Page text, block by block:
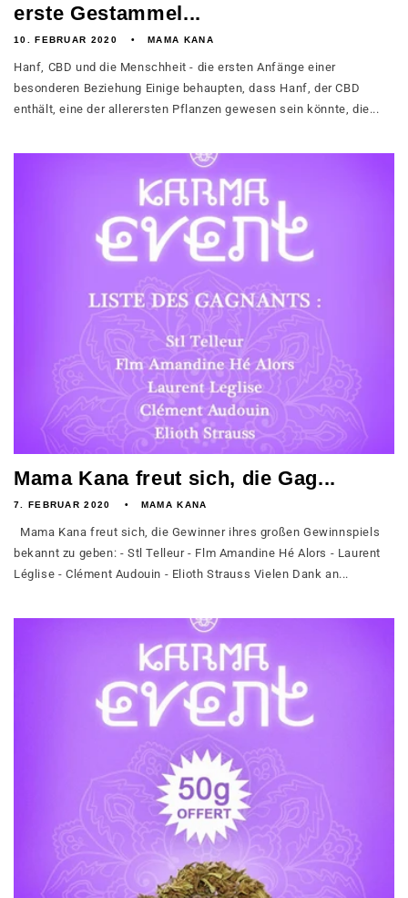
erste Gestammel...
10. FEBRUAR 2020 MAMA KANA
Hanf, CBD und die Menschheit - die ersten Anfänge einer
besonderen Beziehung Einige behaupten, dass Hanf, der CBD
enthält, eine der allerersten Pflanzen gewesen sein könnte, die...
Mama Kana freut sich, die Gag...
7. FEBRUAR 2020 MAMA KANA
Mama Kana freut sich, die Gewinner ihres großen Gewinnspiels
bekannt zu geben: - Stl Telleur - Flm Amandine Hé Alors - Laurent
Léglise - Clément Audouin - Elioth Strauss Vielen Dank an...